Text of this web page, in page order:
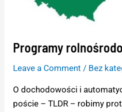
Programy
Leave a Comment / Bez
O dochodowości i
poście – TLDR – robimy